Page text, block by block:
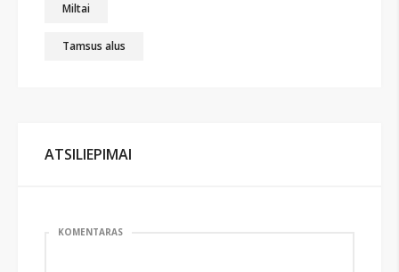
Miltai
Tamsus alus
ATSILIEPIMAI
KOMENTARAS